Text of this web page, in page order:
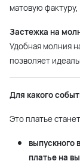
матовую
Застежка на
Удобная молния
позволяет
Для какого
Это платье
выпускного
платье на